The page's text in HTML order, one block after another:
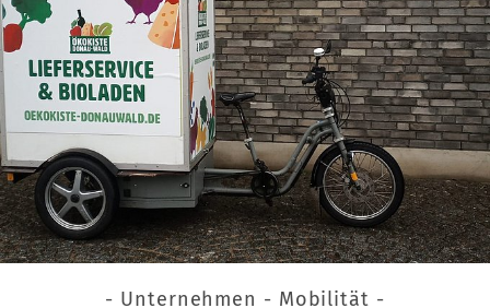
- Unternehmen - Mobilität -